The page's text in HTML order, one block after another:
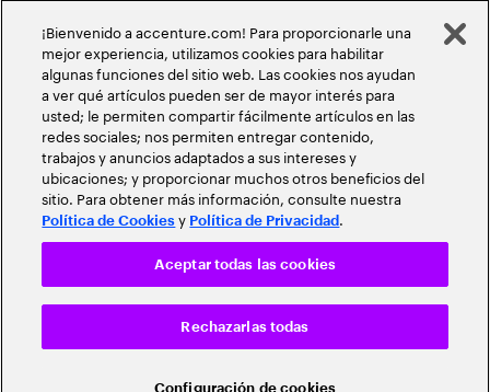
¡Bienvenido a accenture.com! Para proporcionarle una
mejor experiencia, utilizamos cookies para habilitar
algunas funciones del sitio web. Las cookies nos ayudan
a ver qué artículos pueden ser de mayor interés para
usted; le permiten compartir fácilmente artículos en las
redes sociales; nos permiten entregar contenido,
trabajos y anuncios adaptados a sus intereses y
ubicaciones; y proporcionar muchos otros beneficios del
sitio. Para obtener más información, consulte nuestra
Política de Cookies y Política de Privacidad .
Configuración de cookies
Rechazarlas todas
Aceptar todas las cookies